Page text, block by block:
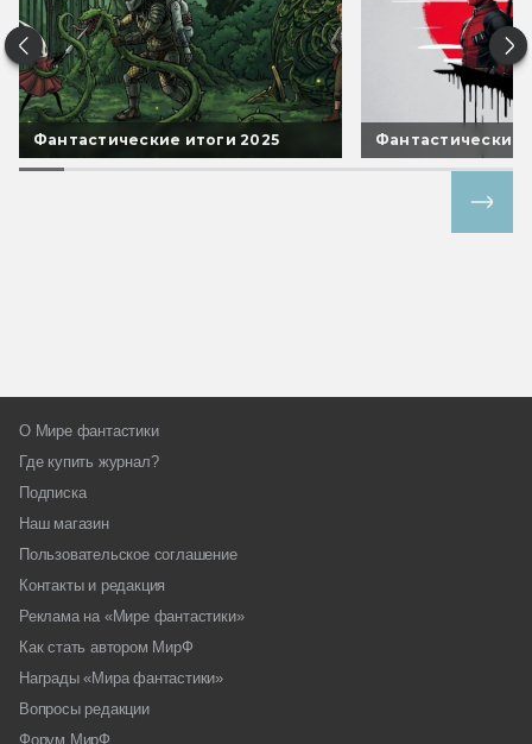
Фантастические итоги 2025 Фантастические
О Мире фантастики
Где купить журнал?
Подписка
Наш магазин
Пользовательское соглашение
Контакты и редакция
Реклама на «Мире фантастики»
Как стать автором МирФ
Награды «Мира фантастики»
Вопросы редакции
Форум МирФ